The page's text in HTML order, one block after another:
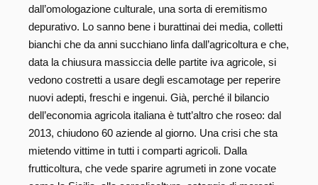
dall’omologazione culturale, una sorta di eremitismo
depurativo. Lo sanno bene i burattinai dei media, colletti
bianchi che da anni succhiano linfa dall’agricoltura e che,
data la chiusura massiccia delle partite iva agricole, si
vedono costretti a usare degli escamotage per reperire
nuovi adepti, freschi e ingenui. Già, perché il bilancio
dell’economia agricola italiana è tutt’altro che roseo: dal
2013, chiudono 60 aziende al giorno. Una crisi che sta
mietendo vittime in tutti i comparti agricoli. Dalla
frutticoltura, che vede sparire agrumeti in zone vocate